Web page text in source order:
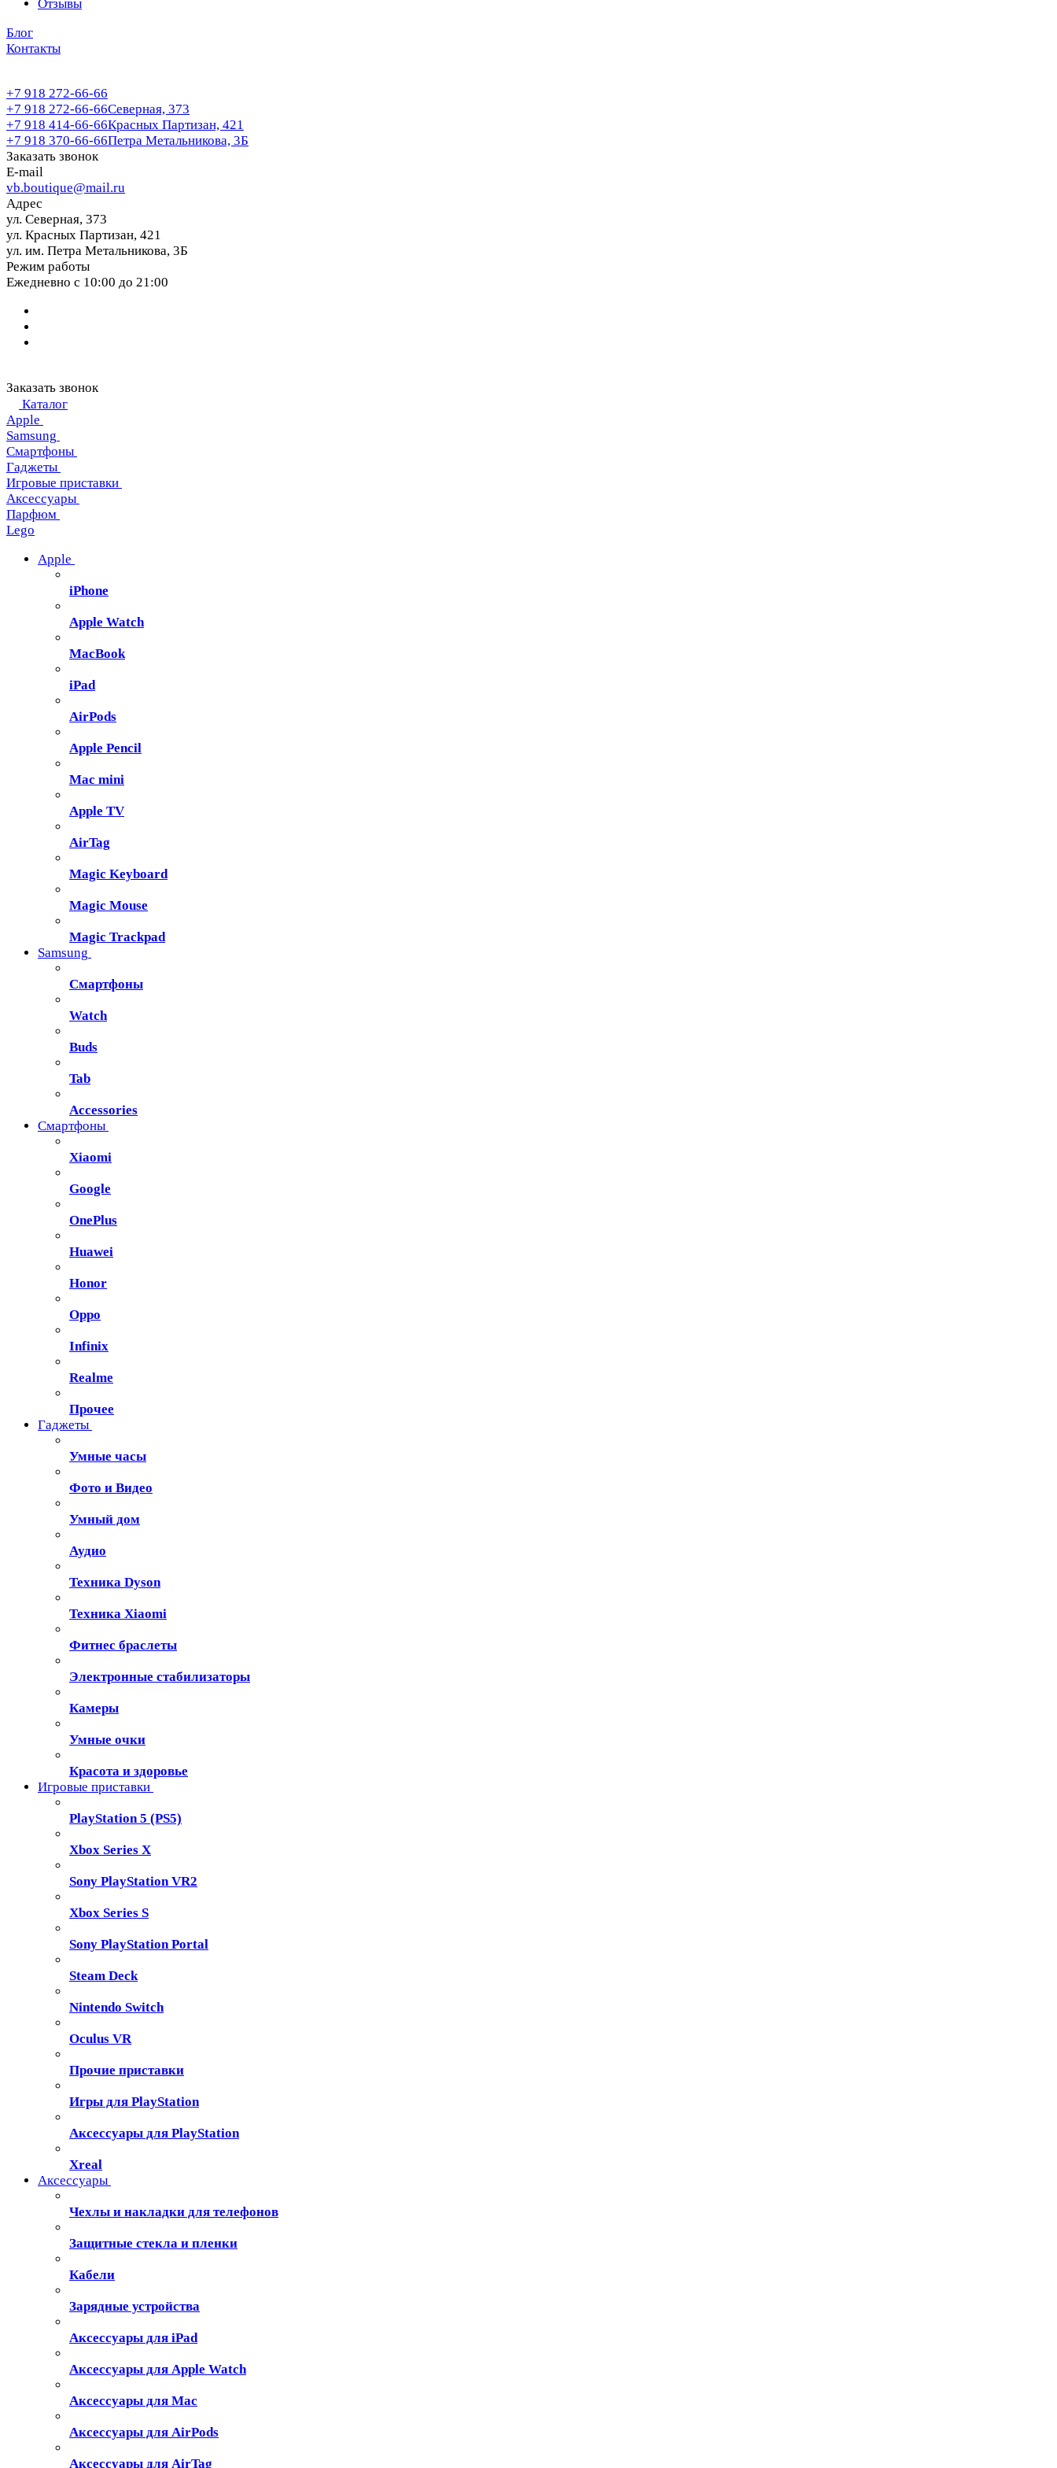
Отзывы
Блог
Контакты
+7 918 272-66-66
+7 918 272-66-66Северная, 373
+7 918 414-66-66Красных Партизан, 421
+7 918 370-66-66Петра Метальникова, 3Б
Заказать звонок
E-mail
vb.boutique@mail.ru
Адрес
ул. Северная, 373
ул. Красных Партизан, 421
ул. им. Петра Метальникова, 3Б
Режим работы
Ежедневно с 10:00 до 21:00
Заказать звонок
Каталог
Apple
Samsung
Смартфоны
Гаджеты
Игровые приставки
Аксессуары
Парфюм
Lego
Apple
iPhone
Apple Watch
MacBook
iPad
AirPods
Apple Pencil
Mac mini
Apple TV
AirTag
Magic Keyboard
Magic Mouse
Magic Trackpad
Samsung
Смартфоны
Watch
Buds
Tab
Accessories
Смартфоны
Xiaomi
Google
OnePlus
Huawei
Honor
Oppo
Infinix
Realme
Прочее
Гаджеты
Умные часы
Фото и Видео
Умный дом
Аудио
Техника Dyson
Техника Xiaomi
Фитнес браслеты
Электронные стабилизаторы
Камеры
Умные очки
Красота и здоровье
Игровые приставки
PlayStation 5 (PS5)
Xbox Series X
Sony PlayStation VR2
Xbox Series S
Sony PlayStation Portal
Steam Deck
Nintendo Switch
Oculus VR
Прочие приставки
Игры для PlayStation
Аксессуары для PlayStation
Xreal
Аксессуары
Чехлы и накладки для телефонов
Защитные стекла и пленки
Кабели
Зарядные устройства
Аксессуары для iPad
Аксессуары для Apple Watch
Аксессуары для Mac
Аксессуары для AirPods
Аксессуары для AirTag